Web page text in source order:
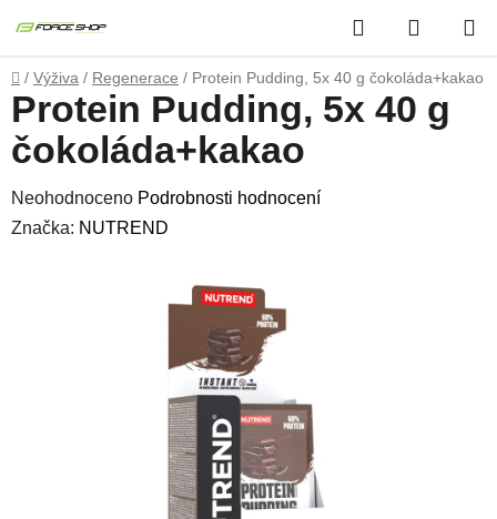
na
obsah
Hledat
KOŠÍK
Domů
/ Výživa / Regenerace / Protein Pudding, 5x 40 g čokoláda+kakao
Protein Pudding, 5x 40 g
čokoláda+kakao
Průměrné
hodnocení
Neohodnoceno Podrobnosti hodnocení
Značka: NUTREND